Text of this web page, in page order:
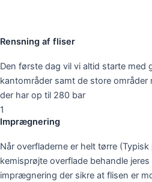
Rensning af fliser
Den første dag vil vi altid starte med
kantområder samt de store områder
der har op til 280 bar
1
Imprægnering
Når overfladerne er helt tørre
kemisprøjte overflade behandle
imprægnering der sikre at flisen er